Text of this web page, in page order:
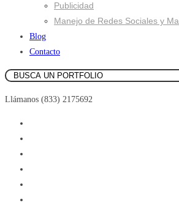
Publicidad
Manejo de Redes Sociales y
Blog
Contacto
Llámanos (833) 2175692